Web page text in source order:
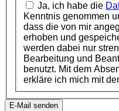
Ja, ich habe die
Kenntnis genommen
dass die von mir
erhoben und
werden dabei nur
Bearbeitung und
benutzt. Mit dem
erkläre ich mich mit
E-Mail senden